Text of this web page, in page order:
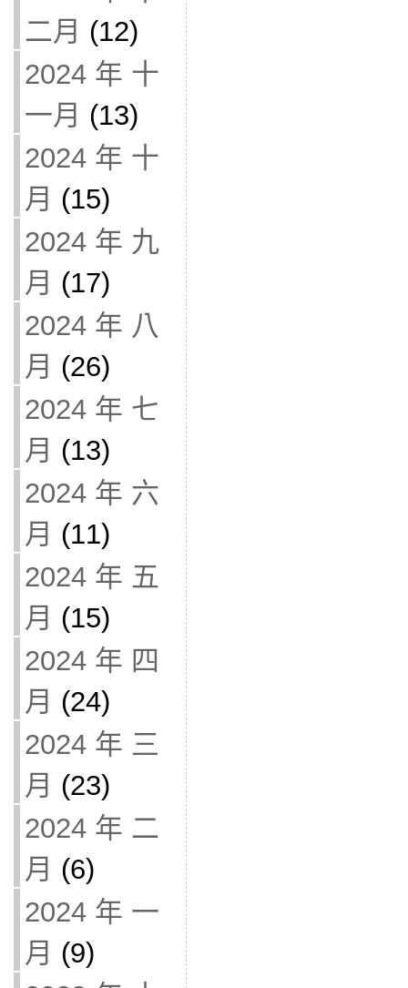
二月 (12)
2024 年 十
一月 (13)
2024 年 十
月 (15)
2024 年 九
月 (17)
2024 年 八
月 (26)
2024 年 七
月 (13)
2024 年 六
月 (11)
2024 年 五
月 (15)
2024 年 四
月 (24)
2024 年 三
月 (23)
2024 年 二
月 (6)
2024 年 一
月 (9)